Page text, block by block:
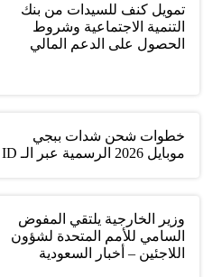
تمويل كنف للسيدات من بنك
التنمية الاجتماعية وشروط
الحصول على الدعم المالي
خطوات شحن شدات ببجي
موبايل 2026 الرسمية عبر الـ ID
وزير الخارجية يلتقي المفوض
السامي للأمم المتحدة لشؤون
اللاجئين – أخبار السعودية